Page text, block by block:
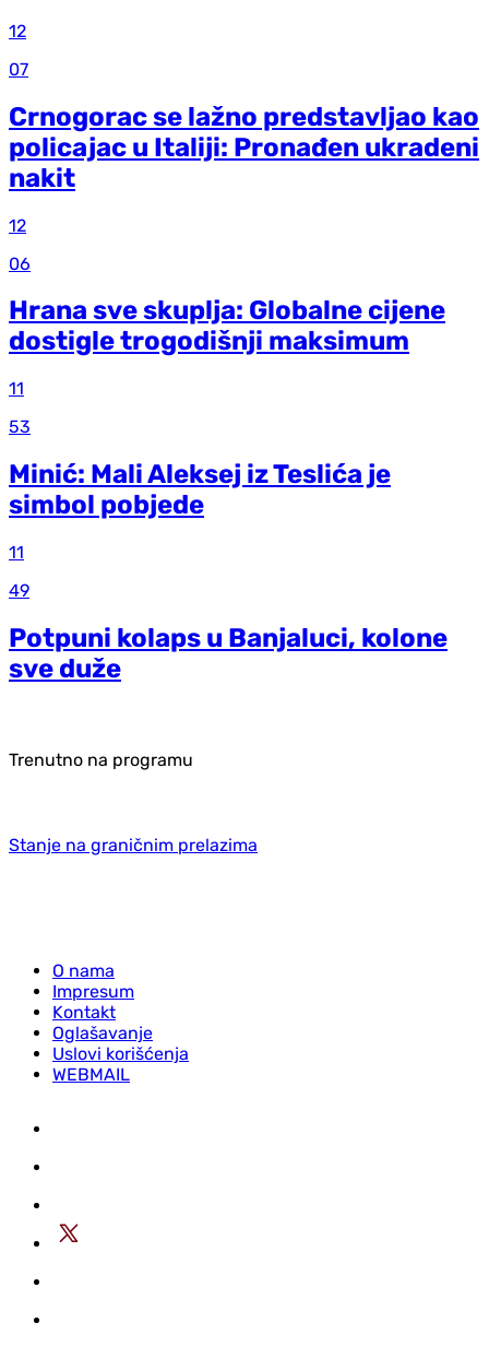
12
07
Crnogorac se lažno predstavljao kao
policajac u Italiji: Pronađen ukradeni
nakit
12
06
Hrana sve skuplja: Globalne cijene
dostigle trogodišnji maksimum
11
53
Minić: Mali Aleksej iz Teslića je
simbol pobjede
11
49
Potpuni kolaps u Banjaluci, kolone
sve duže
Trenutno na programu
Stanje na graničnim prelazima
O nama
Impresum
Kontakt
Oglašavanje
Uslovi korišćenja
WEBMAIL